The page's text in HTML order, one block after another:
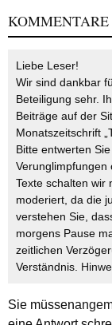
KOMMENTARE
Liebe Leser!
Wir sind dankbar
Beteiligung sehr.
Beiträge auf der
Monatszeitschrift
Bitte entwerten
Verunglimpfungen
Texte schalten wir
moderiert, da die
verstehen Sie,
morgens Pause
zeitlichen
Verständnis.
Sie müssen